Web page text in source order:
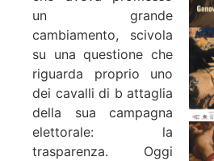
un grande
cambiamento, scivola
su una questione che
riguarda proprio uno
dei cavalli di b attaglia
della sua campagna
elettorale: la
trasparenza. Oggi